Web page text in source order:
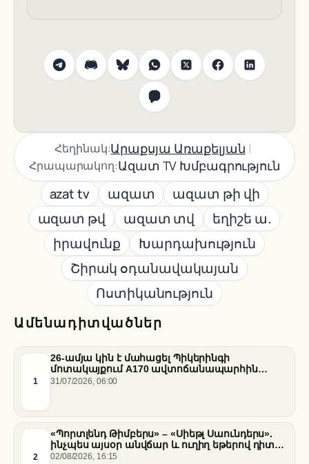
Ամենադիտվածներ
1
26-ամյա կին է մահացել Պիկերինգի
մոտակայքում A170 ավտոճանապարհին
տեղի ունեցած վթարի հետևանքով
31/07/2026, 06:00
2
«Պորտլենդ Թիմբերս» – «Սիեթլ Սաունդերս».
ինչպես այսօր անվճար և ուղիղ եթերով դիտել
հանդիպումը
02/08/2026, 16:15
Հեղինակ:Արաքսյա Առաքելյան |
Հրապարակող:Ազատ TV Խմբագրություն
azat tv ազատ
ազատ թի վի
ազատ թվ
ազատ տվ
եղիշե ա․
իրավունք
Խարդախություն
Շիրակ օդանավակայան
Ոստիկանություն